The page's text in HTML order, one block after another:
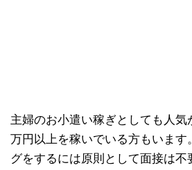
主婦のお小遣い稼ぎとしても人気
万円以上を稼いでいる方もいます
グをするには原則として面接は不